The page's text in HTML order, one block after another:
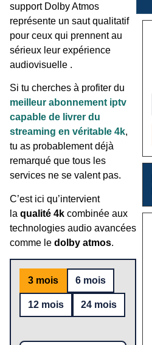
support Dolby Atmos
représente un saut qualitatif
pour ceux qui prennent au
sérieux leur expérience
audiovisuelle .
Si tu cherches à profiter du
meilleur abonnement iptv
capable de livrer du
streaming en véritable 4k,
tu as probablement déjà
remarqué que tous les
services ne se valent pas.
C’est ici qu’intervient
la qualité 4k combinée aux
technologies audio avancées
comme le dolby atmos.
3 mois 6 mois
12 mois 24 mois